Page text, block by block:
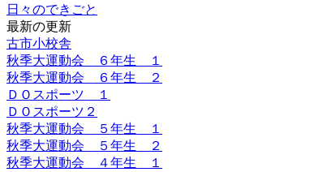
日々のできごと
最新の更新
古市小校舎
秋季大運動会 ６年生 １
秋季大運動会 ６年生 ２
ＤＯスポーツ １
ＤＯスポーツ２
秋季大運動会 ５年生 １
秋季大運動会 ５年生 ２
秋季大運動会 ４年生 １